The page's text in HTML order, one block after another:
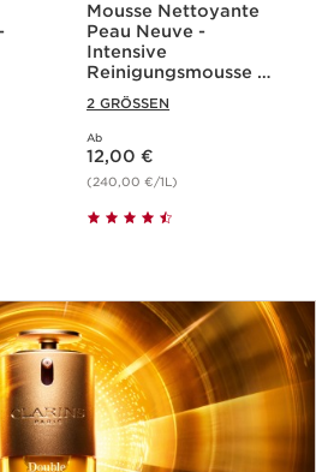
Mousse Nettoyante
Peau Neuve -
Intensive
Reinigungsmousse -
für jeden Hauttyp
2 GRÖSSEN
Ab
Aktueller Preis 12,00 €
12,00 €
(240,00 €/1L)